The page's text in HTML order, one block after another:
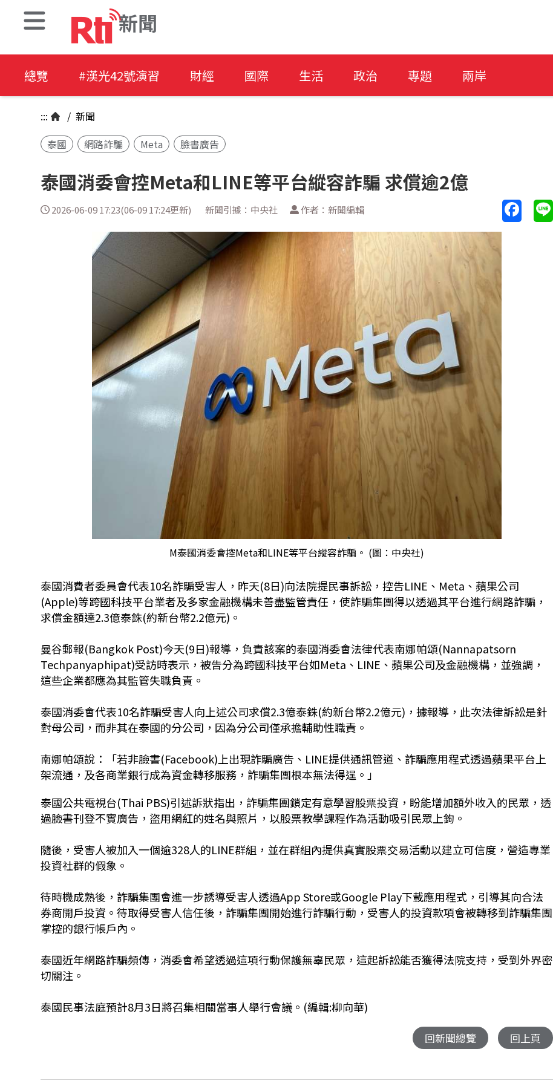
新聞
總覽 #漢光42號演習 財經 國際 生活 政治 專題 兩岸
::: / 新聞
泰國
網路詐騙 Meta 臉書廣告
泰國消委會控Meta和LINE等平台縱容詐騙 求償逾2億
2026-06-09 17:23(06-09 17:24更新) 新聞引據：中央社 作者：新聞編輯
M泰國消委會控Meta和LINE等平台縱容詐騙。 (圖：中央社)
泰國消費者委員會代表10名詐騙受害人，昨天(8日)向法院提民事訴訟，控告LINE、Meta、蘋果公司
(Apple)等跨國科技平台業者及多家金融機構未善盡監管責任，使詐騙集團得以透過其平台進行網路詐騙，
求償金額達2.3億泰銖(約新台幣2.2億元)。
曼谷郵報(Bangkok Post)今天(9日)報導，負責該案的泰國消委會法律代表南娜帕頌(Nannapatsorn
Techpanyaphipat)受訪時表示，被告分為跨國科技平台如Meta、LINE、蘋果公司及金融機構，並強調，
這些企業都應為其監管失職負責。
泰國消委會代表10名詐騙受害人向上述公司求償2.3億泰銖(約新台幣2.2億元)，據報導，此次法律訴訟是針
對母公司，而非其在泰國的分公司，因為分公司僅承擔輔助性職責。
南娜帕頌說：「若非臉書(Facebook)上出現詐騙廣告、LINE提供通訊管道、詐騙應用程式透過蘋果平台上
架流通，及各商業銀行成為資金轉移服務，詐騙集團根本無法得逞。」
泰國公共電視台(Thai PBS)引述訴狀指出，詐騙集團鎖定有意學習股票投資，盼能增加額外收入的民眾，透
過臉書刊登不實廣告，盜用網紅的姓名與照片，以股票教學課程作為活動吸引民眾上鉤。
隨後，受害人被加入一個逾328人的LINE群組，並在群組內提供真實股票交易活動以建立可信度，營造專業
投資社群的假象。
待時機成熟後，詐騙集團會進一步誘導受害人透過App Store或Google Play下載應用程式，引導其向合法
券商開戶投資。待取得受害人信任後，詐騙集團開始進行詐騙行動，受害人的投資款項會被轉移到詐騙集團
掌控的銀行帳戶內。
泰國近年網路詐騙頻傳，消委會希望透過這項行動保護無辜民眾，這起訴訟能否獲得法院支持，受到外界密
切關注。
泰國民事法庭預計8月3日將召集相關當事人舉行會議。(編輯:柳向華)
回新聞總覽 回上頁